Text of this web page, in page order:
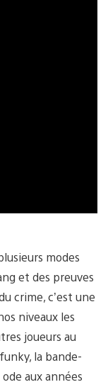
modes
et des preuves
crime, c’est une
niveaux les
joueurs au
la bande-
aux années